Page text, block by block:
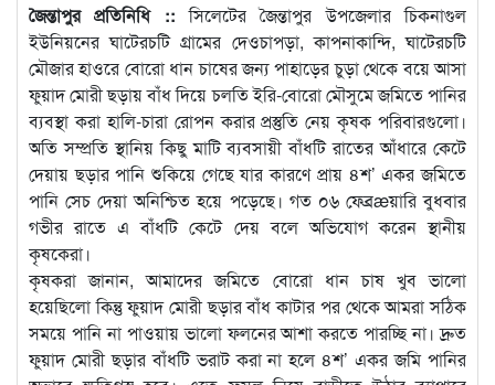
জৈন্তাপুর প্রতিনিধি :: সিলেটের জৈন্তাপুর উপজেলার চিকনাগুল
ইউনিয়নের ঘাটেরচটি গ্রামের দেওচাপড়া, কাপনাকান্দি, ঘাটেরচটি
মৌজার হাওরে বোরো ধান চাষের জন্য পাহাড়ের চুড়া থেকে বয়ে আসা
ফুয়াদ মোরী ছড়ায় বাঁধ দিয়ে চলতি ইরি-বোরো মৌসুমে জমিতে পানির
ব্যবস্থা করা হালি-চারা রোপন করার প্রস্তুতি নেয় কৃষক পরিবারগুলো।
অতি সম্প্রতি স্থানিয় কিছু মাটি ব্যবসায়ী বাঁধটি রাতের আঁধারে কেটে
দেয়ায় ছড়ার পানি শুকিয়ে গেছে যার কারণে প্রায় ৪শ’ একর জমিতে
পানি সেচ দেয়া অনিশ্চিত হয়ে পড়েছে। গত ০৬ ফেব্রæয়ারি বুধবার
গভীর রাতে এ বাঁধটি কেটে দেয় বলে অভিযোগ করেন স্থানীয়
কৃষকেরা।
কৃষকরা জানান, আমাদের জমিতে বোরো ধান চাষ খুব ভালো
হয়েছিলো কিন্তু ফুয়াদ মোরী ছড়ার বাঁধ কাটার পর থেকে আমরা সঠিক
সময়ে পানি না পাওয়ায় ভালো ফলনের আশা করতে পারচ্ছি না। দ্রুত
ফুয়াদ মোরী ছড়ার বাঁধটি ভরাট করা না হলে ৪শ’ একর জমি পানির